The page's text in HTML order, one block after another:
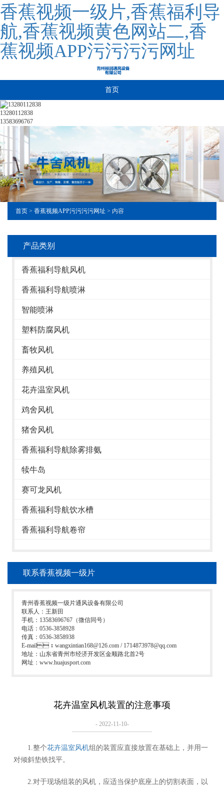
香蕉视频一级片,香蕉福利导
航,香蕉视频黄色网站二,香
蕉视频APP污污污污网址
首页
13280112838
13583696767
首页 > 香蕉视频APP污污污污网址 > 内容
产品类别
香蕉福利导航风机
香蕉福利导航喷淋
智能喷淋
塑料防腐风机
畜牧风机
养殖风机
花卉温室风机
鸡舍风机
猪舍风机
香蕉福利导航除雾排氨
犊牛岛
赛可龙风机
香蕉福利导航饮水槽
香蕉福利导航卷帘
联系香蕉视频一级片
青州香蕉视频一级片通风设备有限公司
联系人：王新田
手机：13583696767（微信同号）
电话：0536-3858928
传真：0536-3858938
E-mail：wangxintian168@126.com / 1714873978@qq.com
地址：山东省青州市经济开发区金顺路北首2号
网址：www.huajusport.com
花卉温室风机装置的注意事项
- 2022-11-10-
1.整个花卉温室风机组的装置应直接放置在基础上，并用一
对倾斜垫铁找平。
2.对于现场组装的风机，应适当保护底座上的切割表面，以